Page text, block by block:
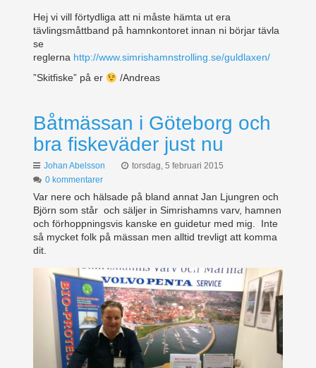
Hej vi vill förtydliga att ni måste hämta ut era
tävlingsmåttband på hamnkontoret innan ni börjar tävla
se
reglernahttp://www.simrishamnstrolling.se/guldlaxen/
”Skitfiske” på er
/Andreas
Båtmässan i Göteborg och
bra fiskeväder just nu
Johan Abelsson
torsdag, 5 februari 2015
0 kommentarer
Var nere och hälsade på bland annat Jan Ljungren och
Björn som står och säljer in Simrishamns varv, hamnen
och förhoppningsvis kanske en guidetur med mig. Inte
så mycket folk på mässan men alltid trevligt att komma
dit.